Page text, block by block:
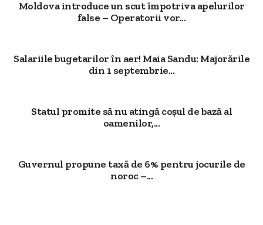
Moldova introduce un scut împotriva apelurilor
false – Operatorii vor...
Salariile bugetarilor în aer! Maia Sandu: Majorările
din 1 septembrie...
Statul promite să nu atingă coșul de bază al
oamenilor,...
Guvernul propune taxă de 6% pentru jocurile de
noroc –...